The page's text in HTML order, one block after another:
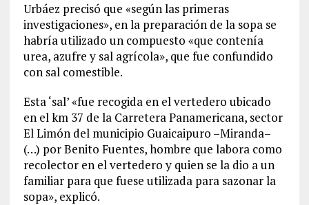
Urbáez precisó que «según las primeras
investigaciones», en la preparación de la sopa se
habría utilizado un compuesto «que contenía
urea, azufre y sal agrícola», que fue confundido
con sal comestible.
Esta ‘sal’ «fue recogida en el vertedero ubicado
en el km 37 de la Carretera Panamericana, sector
El Limón del municipio Guaicaipuro –Miranda–
(…) por Benito Fuentes, hombre que labora como
recolector en el vertedero y quien se la dio a un
familiar para que fuese utilizada para sazonar la
sopa», explicó.